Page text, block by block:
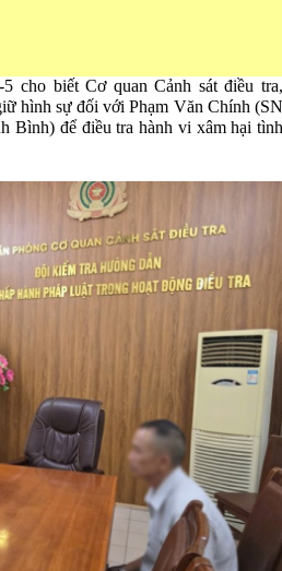
cho biết Cơ quan Cảnh sát điều tra,
hình sự đối với Phạm Văn Chính (SN
Bình) để điều tra hành vi xâm hại tình